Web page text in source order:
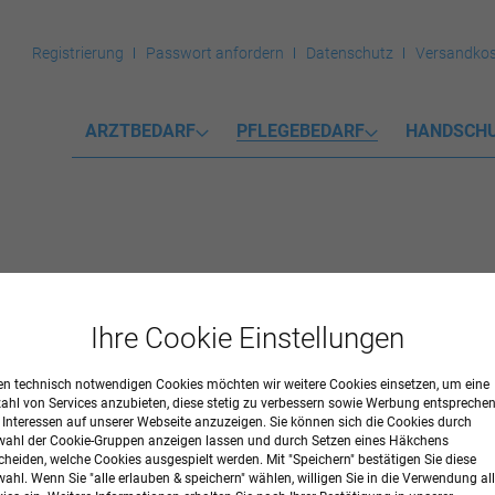
Registrierung Passwort anfordern Datenschutz
ARZTBEDARF PFLEGEBEDARF
Ihre Cookie Einstellungen
technisch notwendigen Cookies möchten wir weitere Cookies einsetzen, um eine
von Services anzubieten, diese stetig zu verbessern sowie Werbung
Interessen auf unserer Webseite anzuzeigen. Sie können sich die Cookies durch
der Cookie-Gruppen anzeigen lassen und durch Setzen eines Häkchens
welche Cookies ausgespielt werden. Mit "Speichern" bestätigen Sie diese
Wenn Sie "alle erlauben & speichern" wählen, willigen Sie in die Verwendung